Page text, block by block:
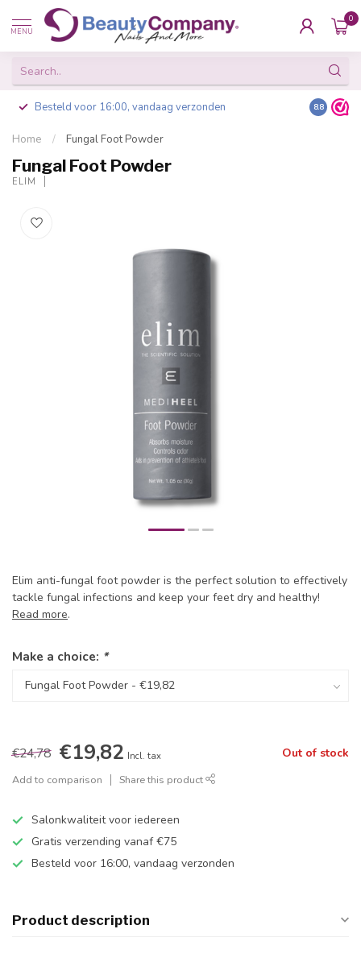
MENU
0
Besteld voor 16:00, vandaag verzonden 8.8
Home / Fungal Foot Powder
Fungal Foot Powder
ELIM
Elim anti-fungal foot powder is the perfect solution to effectively
tackle fungal infections and keep your feet dry and healthy!
Read more.
Make a choice: *
€24,78 €19,82 Incl. tax Out of stock
Add to comparison Share this product
Salonkwaliteit voor iedereen
Gratis verzending vanaf €75
Besteld voor 16:00, vandaag verzonden
Product description